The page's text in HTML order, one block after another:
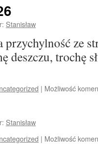
Stanisław
ze
deszczu, trochę
| Możliwość
Stanisław
| Możliwość